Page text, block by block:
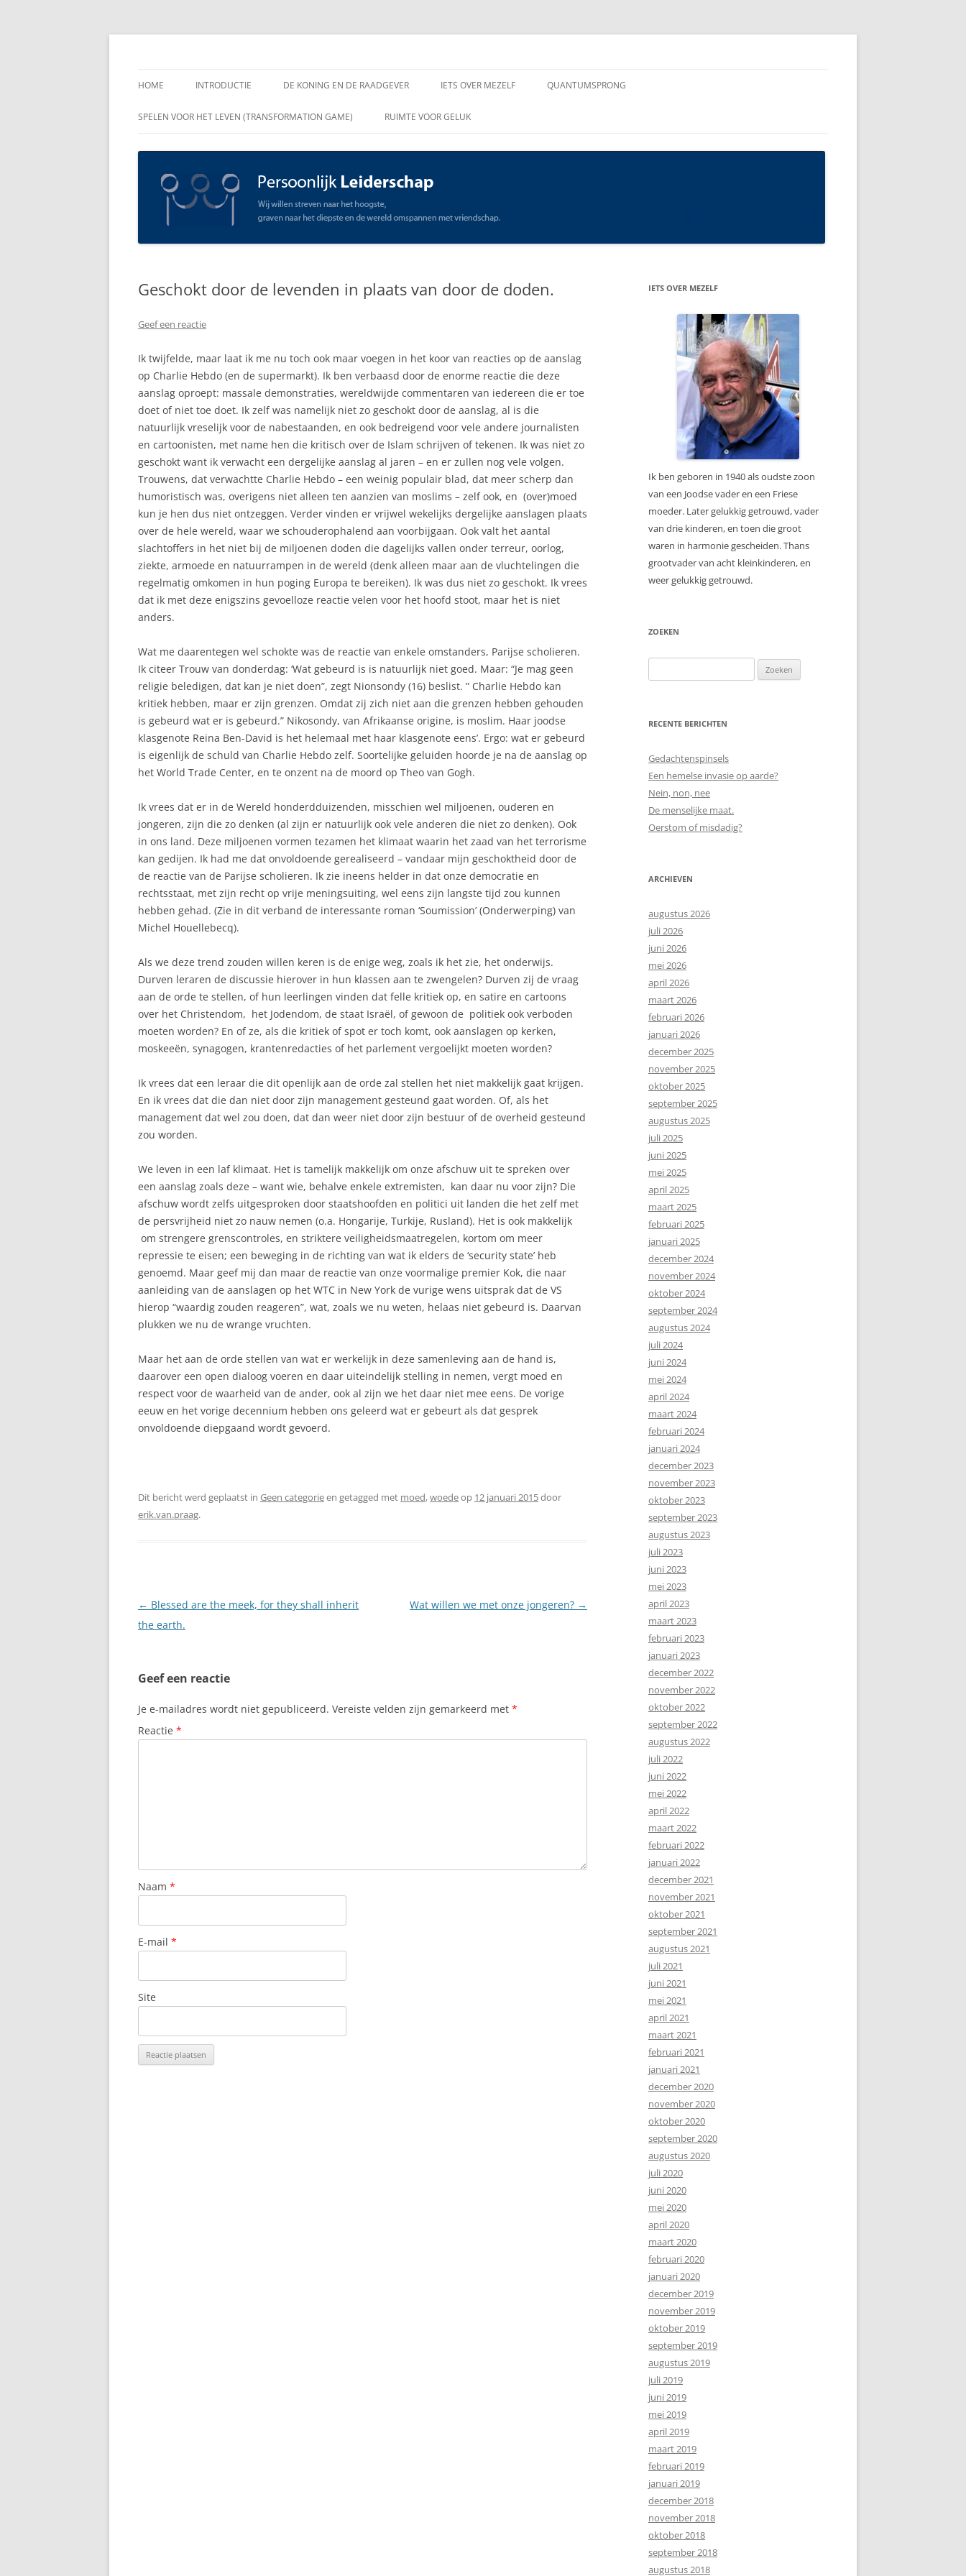
Spring
HOME INTRODUCTIE DE KONING EN DE RAADGEVER
ENKELE VRAGEN AAN DE
LEIDERSCHAP
OPEN COMMUNICATIE
IETS OVER MEZELF QUANTUMSPRONG
SPELEN VOOR HET LEVEN (TRANSFORMATION GAME) RUIMTE VOOR GELUK
Geschokt door de levenden in plaats van door de doden.
Geef een reactie
Ik twijfelde, maar laat ik me nu toch ook maar voegen in het koor van reacties op de aanslag
op Charlie Hebdo (en de supermarkt). Ik ben verbaasd door de enorme reactie die deze
aanslag oproept: massale demonstraties, wereldwijde commentaren van iedereen die er toe
doet of niet toe doet. Ik zelf was namelijk niet zo geschokt door de aanslag, al is die
natuurlijk vreselijk voor de nabestaanden, en ook bedreigend voor vele andere journalisten
en cartoonisten, met name hen die kritisch over de Islam schrijven of tekenen. Ik was niet zo
geschokt want ik verwacht een dergelijke aanslag al jaren – en er zullen nog vele volgen.
Trouwens, dat verwachtte Charlie Hebdo – een weinig populair blad, dat meer scherp dan
humoristisch was, overigens niet alleen ten aanzien van moslims – zelf ook, en (over)moed
kun je hen dus niet ontzeggen. Verder vinden er vrijwel wekelijks dergelijke aanslagen plaats
over de hele wereld, waar we schouderophalend aan voorbijgaan. Ook valt het aantal
slachtoffers in het niet bij de miljoenen doden die dagelijks vallen onder terreur, oorlog,
ziekte, armoede en natuurrampen in de wereld (denk alleen maar aan de vluchtelingen die
regelmatig omkomen in hun poging Europa te bereiken). Ik was dus niet zo geschokt. Ik vrees
dat ik met deze enigszins gevoelloze reactie velen voor het hoofd stoot, maar het is niet
anders.
Wat me daarentegen wel schokte was de reactie van enkele omstanders, Parijse scholieren.
Ik citeer Trouw van donderdag: ‘Wat gebeurd is is natuurlijk niet goed. Maar: “Je mag geen
religie beledigen, dat kan je niet doen”, zegt Nionsondy (16) beslist. ” Charlie Hebdo kan
kritiek hebben, maar er zijn grenzen. Omdat zij zich niet aan die grenzen hebben gehouden
is gebeurd wat er is gebeurd.” Nikosondy, van Afrikaanse origine, is moslim. Haar joodse
klasgenote Reina Ben-David is het helemaal met haar klasgenote eens’. Ergo: wat er gebeurd
is eigenlijk de schuld van Charlie Hebdo zelf. Soortelijke geluiden hoorde je na de aanslag op
het World Trade Center, en te onzent na de moord op Theo van Gogh.
Ik vrees dat er in de Wereld honderdduizenden, misschien wel miljoenen, ouderen en
jongeren, zijn die zo denken (al zijn er natuurlijk ook vele anderen die niet zo denken). Ook
in ons land. Deze miljoenen vormen tezamen het klimaat waarin het zaad van het terrorisme
kan gedijen. Ik had me dat onvoldoende gerealiseerd – vandaar mijn geschoktheid door de
de reactie van de Parijse scholieren. Ik zie ineens helder in dat onze democratie en
rechtsstaat, met zijn recht op vrije meningsuiting, wel eens zijn langste tijd zou kunnen
hebben gehad. (Zie in dit verband de interessante roman ‘Soumission’ (Onderwerping) van
Michel Houellebecq).
Als we deze trend zouden willen keren is de enige weg, zoals ik het zie, het onderwijs.
Durven leraren de discussie hierover in hun klassen aan te zwengelen? Durven zij de vraag
aan de orde te stellen, of hun leerlingen vinden dat felle kritiek op, en satire en cartoons
over het Christendom, het Jodendom, de staat Israël, of gewoon de politiek ook verboden
moeten worden? En of ze, als die kritiek of spot er toch komt, ook aanslagen op kerken,
moskeeën, synagogen, krantenredacties of het parlement vergoelijkt moeten worden?
Ik vrees dat een leraar die dit openlijk aan de orde zal stellen het niet makkelijk gaat krijgen.
En ik vrees dat die dan niet door zijn management gesteund gaat worden. Of, als het
management dat wel zou doen, dat dan weer niet door zijn bestuur of de overheid gesteund
zou worden.
We leven in een laf klimaat. Het is tamelijk makkelijk om onze afschuw uit te spreken over
een aanslag zoals deze – want wie, behalve enkele extremisten, kan daar nu voor zijn? Die
afschuw wordt zelfs uitgesproken door staatshoofden en politici uit landen die het zelf met
de persvrijheid niet zo nauw nemen (o.a. Hongarije, Turkije, Rusland). Het is ook makkelijk
om strengere grenscontroles, en striktere veiligheidsmaatregelen, kortom om meer
repressie te eisen; een beweging in de richting van wat ik elders de ‘security state’ heb
genoemd. Maar geef mij dan maar de reactie van onze voormalige premier Kok, die naar
aanleiding van de aanslagen op het WTC in New York de vurige wens uitsprak dat de VS
hierop “waardig zouden reageren”, wat, zoals we nu weten, helaas niet gebeurd is. Daarvan
plukken we nu de wrange vruchten.
Maar het aan de orde stellen van wat er werkelijk in deze samenleving aan de hand is,
daarover een open dialoog voeren en daar uiteindelijk stelling in nemen, vergt moed en
respect voor de waarheid van de ander, ook al zijn we het daar niet mee eens. De vorige
eeuw en het vorige decennium hebben ons geleerd wat er gebeurt als dat gesprek
onvoldoende diepgaand wordt gevoerd.
Dit bericht werd geplaatst in Geen categorieen getagged met moed,woedeop 12 januari 2015door
erik.van.praag.
Berichtnavigatie
← Blessed are the meek, for they shall inherit
the earth.
Wat willen we met onze jongeren? →
Geef een reactie
Je e-mailadres wordt niet gepubliceerd. Vereiste velden zijn gemarkeerd met *
Reactie *
Naam *
E-mail *
Site
IETS OVER MEZELF
Ik ben geboren in 1940 als oudste zoon
van een Joodse vader en een Friese
moeder. Later gelukkig getrouwd, vader
van drie kinderen, en toen die groot
waren in harmonie gescheiden. Thans
grootvader van acht kleinkinderen, en
weer gelukkig getrouwd.
ZOEKEN
naar:
RECENTE BERICHTEN
Gedachtenspinsels
Een hemelse invasie op aarde?
Nein, non, nee
De menselijke maat.
Oerstom of misdadig?
ARCHIEVEN
augustus 2026
juli 2026
juni 2026
mei 2026
april 2026
maart 2026
februari 2026
januari 2026
december 2025
november 2025
oktober 2025
september 2025
augustus 2025
juli 2025
juni 2025
mei 2025
april 2025
maart 2025
februari 2025
januari 2025
december 2024
november 2024
oktober 2024
september 2024
augustus 2024
juli 2024
juni 2024
mei 2024
april 2024
maart 2024
februari 2024
januari 2024
december 2023
november 2023
oktober 2023
september 2023
augustus 2023
juli 2023
juni 2023
mei 2023
april 2023
maart 2023
februari 2023
januari 2023
december 2022
november 2022
oktober 2022
september 2022
augustus 2022
juli 2022
juni 2022
mei 2022
april 2022
maart 2022
februari 2022
januari 2022
december 2021
november 2021
oktober 2021
september 2021
augustus 2021
juli 2021
juni 2021
mei 2021
april 2021
maart 2021
februari 2021
januari 2021
december 2020
november 2020
oktober 2020
september 2020
augustus 2020
juli 2020
juni 2020
mei 2020
april 2020
maart 2020
februari 2020
januari 2020
december 2019
november 2019
oktober 2019
september 2019
augustus 2019
juli 2019
juni 2019
mei 2019
april 2019
maart 2019
februari 2019
januari 2019
december 2018
november 2018
oktober 2018
september 2018
augustus 2018